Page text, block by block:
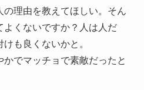
の理由を教えてほしい。そん
よくないですか？人は人だ
も良くないかと。
でマッチョで素敵だったと